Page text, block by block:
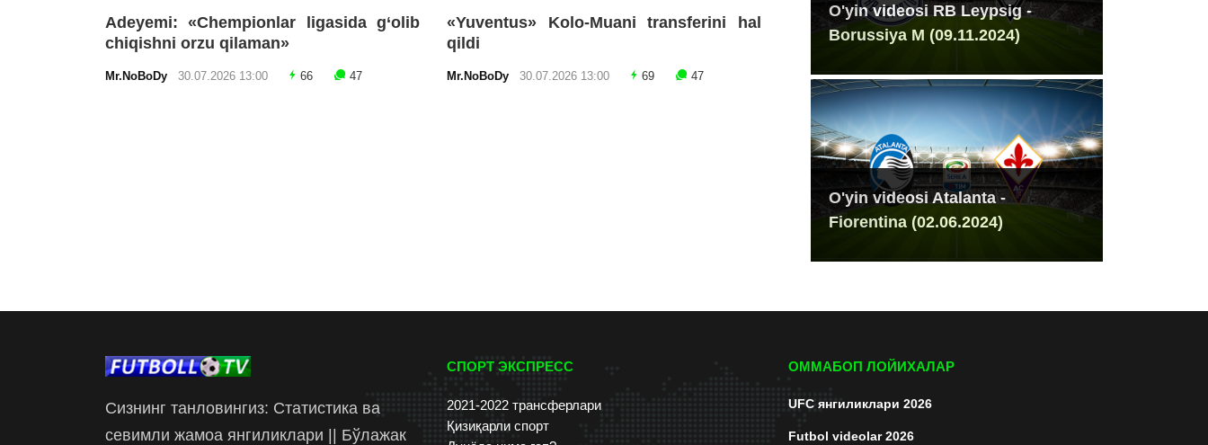
Adeyemi: «Chempionlar ligasida g‘olib
chiqishni orzu qilaman»
Mr.NoBoDy 30.07.2026 13:00 66 47
«Yuventus» Kolo-Muani transferini hal
qildi
Mr.NoBoDy 30.07.2026 13:00 69 47
O'yin videosi RB Leypsig -
Borussiya M (09.11.2024)
O'yin videosi Atalanta -
Fiorentina (02.06.2024)
Сизнинг танловингиз: Статистика ва
севимли жамоа янгиликлари || Бўлажак
СПОРТ ЭКСПРЕСС
2021-2022 трансферлари
Қизиқарли спорт
ОММАБОП ЛОЙИХАЛАР
UFC янгиликлари 2026
Futbol videolar 2026